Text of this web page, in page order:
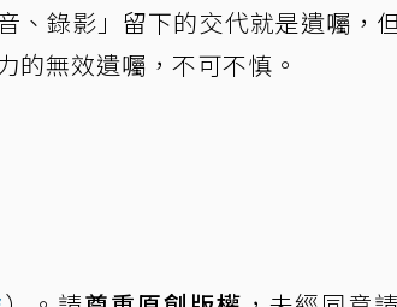
、錄影」留下的交代就是遺囑，
的無效遺囑，不可不慎。